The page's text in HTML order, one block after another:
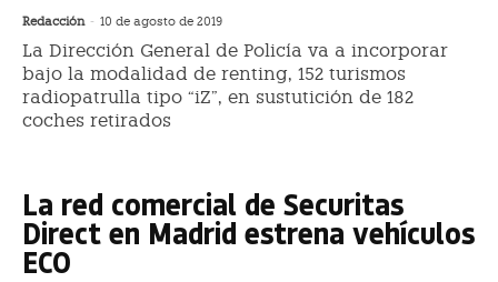
Redacción - 10 de agosto de 2019
La Dirección General de Policía va a incorporar
bajo la modalidad de renting, 152 turismos
radiopatrulla tipo “iZ”, en sustutición de 182
coches retirados
La red comercial de Securitas
Direct en Madrid estrena vehículos
ECO